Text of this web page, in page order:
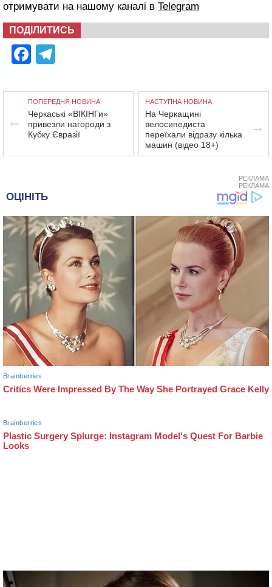
отримувати на нашому каналі в Telegram
ПОДІЛИТИСЬ
Facebook
ПОПЕРЕДНЯ НОВИНА
Черкаські «ВІКІНГи»
привезли нагороди з
Кубку Євразії
НАСТУПНА НОВИНА
На Черкащині
велосипедиста
переїхали відразу кілька
машин (відео 18+)
РЕКЛАМА
РЕКЛАМА